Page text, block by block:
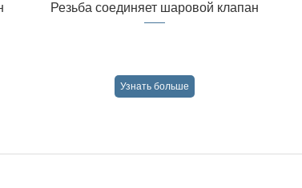
Резьба соединяет шаровой клапан
Узнать больше